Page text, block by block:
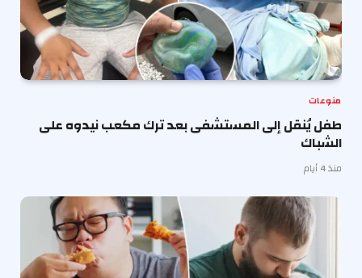
منوعات
طفل يُنقل إلى المستشفى بعد ترك مكعب نيدوه على
الشباك
منذ 4 أيام